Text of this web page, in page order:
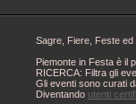
Sagre, Fiere, Feste ed
Piemonte in Festa è il
RICERCA: Filtra gli
Gli eventi sono curati
Diventando utenti